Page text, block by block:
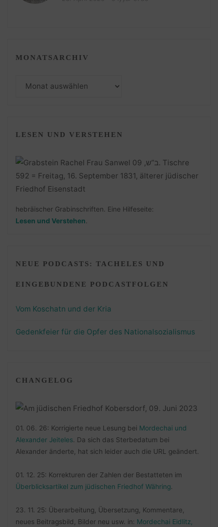
MONATSARCHIV
Monatsarchiv
LESEN UND VERSTEHEN
hebräischer Grabinschriften. Eine Hilfeseite:
Lesen und Verstehen
NEUE PODCASTS: TACHELES UND
EINGEBUNDENE PODCASTFOLGEN
Vom Koschatn und der Kria
Gedenkfeier für die Opfer des Nationalsozialismus
CHANGELOG
01. 06. 26: Korrigierte neue Lesung bei Mordechai und
Alexander Jeiteles . Da sich das Sterbedatum bei
Alexander änderte, hat sich leider auch die URL geändert.
01. 12. 25: Korrekturen der Zahlen der Bestatteten im
Überblicksartikel zum jüdischen Friedhof Währing
23. 11. 25: Überarbeitung, Übersetzung, Kommentare,
neues Beitragsbild, Bilder neu usw. in: Mordechai Eidlitz,